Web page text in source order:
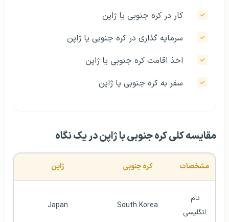
کار در کره جنوبی یا ژاپن
سرمایه‌ گذاری در کره جنوبی یا ژاپن
اخذ اقامت کره جنوبی یا ژاپن
سفر به کره جنوبی یا ژاپن
مقایسه کلی کره جنوبی با ژاپن در یک نگاه
مشخصات کره جنوبی ژاپن
انگلیسی
South Korea
Japan